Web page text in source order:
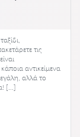
τις
αντικείμενα
αλλά το
[…]